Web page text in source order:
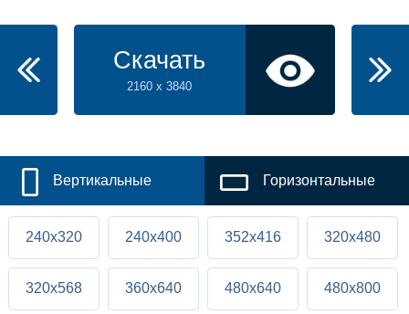
Скачать
2160 x 3840
Вертикальные Горизонтальные
240x320 240x400 352x416 320x480
320x568 360x640 480x640 480x800